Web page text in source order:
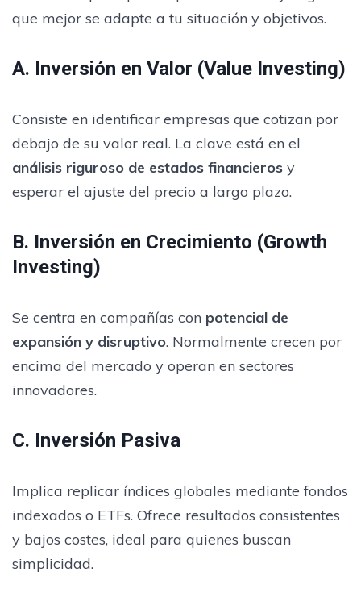
que mejor se adapte a tu situación y objetivos.
A. Inversión en Valor (Value Investing)
Consiste en identificar empresas que cotizan por
debajo de su valor real. La clave está en el
análisis riguroso de estados financieros y
esperar el ajuste del precio a largo plazo.
B. Inversión en Crecimiento (Growth
Investing)
Se centra en compañías con potencial de
expansión y disruptivo. Normalmente crecen por
encima del mercado y operan en sectores
innovadores.
C. Inversión Pasiva
Implica replicar índices globales mediante fondos
indexados o ETFs. Ofrece resultados consistentes
y bajos costes, ideal para quienes buscan
simplicidad.